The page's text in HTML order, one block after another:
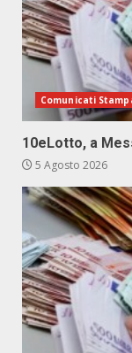
Comunicati
10eLotto, a
5 Agosto 2026